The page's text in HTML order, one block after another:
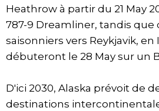
Heathrow à partir du 21 May
787-9 Dreamliner, tandis que
saisonniers vers Reykjavik, en
débuteront le 28 May sur un
D'ici 2030, Alaska prévoit de
destinations